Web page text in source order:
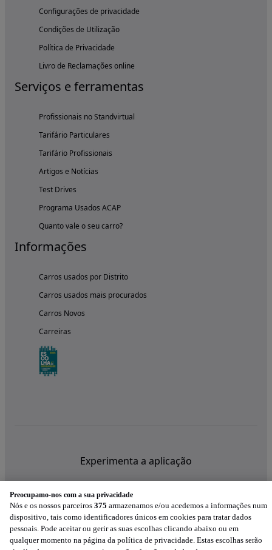
Configurações de privacidade
Condições de Utilização
Política de Privacidade
Livro de Reclamações online
Serviços e ferramentas
Profissionais no Standvirtual
Tarifário Particulares
Tarifário Profissionais
Artigos e Notícias
Test Drives
Programa Usados ACAP
Quanto vale o seu carro?
Informações
Carros usados por Distrito
Carros usados mais procurados
Carros Novos
Carreiras
Experimenta a aplicação
Preocupamo-nos com a sua privacidade
Nós e os nossos parceiros 375 armazenamos e/ou acedemos a informações num
dispositivo, tais como identificadores únicos em cookies para tratar dados
pessoais. Pode aceitar ou gerir as suas escolhas clicando abaixo ou em
qualquer momento na página da política de privacidade. Estas escolhas serão